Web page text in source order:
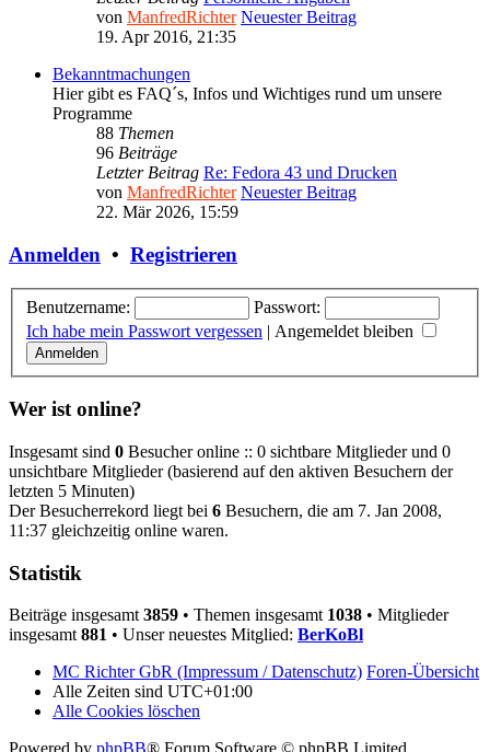
von ManfredRichter Neuester Beitrag
19. Apr 2016, 21:35
Bekanntmachungen
Hier gibt es FAQ´s, Infos und Wichtiges rund um unsere
Programme
88 Themen
96 Beiträge
Letzter Beitrag Re: Fedora 43 und Drucken
von ManfredRichter Neuester Beitrag
22. Mär 2026, 15:59
Anmelden • Registrieren
Benutzername:
Passwort:
Ich habe mein Passwort vergessen | Angemeldet bleiben
Wer ist online?
Insgesamt sind 0 Besucher online :: 0 sichtbare Mitglieder und 0
unsichtbare Mitglieder (basierend auf den aktiven Besuchern der
letzten 5 Minuten)
Der Besucherrekord liegt bei 6 Besuchern, die am 7. Jan 2008,
11:37 gleichzeitig online waren.
Statistik
Beiträge insgesamt 3859 • Themen insgesamt 1038 • Mitglieder
insgesamt 881 • Unser neuestes Mitglied: BerKoBl
MC Richter GbR (Impressum / Datenschutz) Foren-Übersicht
Alle Zeiten sind UTC+01:00
Alle Cookies löschen